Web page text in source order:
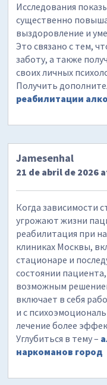
Исследования
существенно
выздоровление и
Это связано с тем,
заботу, а также
своих личных
Получить
реабилитации
Jamesenhal
21 de abril de 2026
Когда зависимости
угрожают жизни
реабилитация при
клиниках Москвы,
стационаре и
состоянии
возможным
включает в себя
и с
лечение более
Углубиться в тему –
наркоманов город